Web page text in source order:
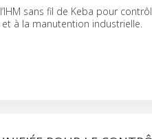
sans fil de Keba pour
à la manutention industrielle.